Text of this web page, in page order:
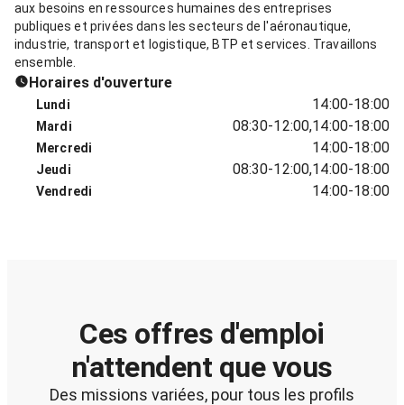
aux besoins en ressources humaines des entreprises
publiques et privées dans les secteurs de l'aéronautique,
industrie, transport et logistique, BTP et services. Travaillons
ensemble.
Horaires d'ouverture
Lundi 14:00-18:00
Mardi 08:30-12:00,14:00-18:00
Mercredi 14:00-18:00
Jeudi 08:30-12:00,14:00-18:00
Vendredi 14:00-18:00
Ces offres d'emploi
n'attendent que vous
Des missions variées, pour tous les profils